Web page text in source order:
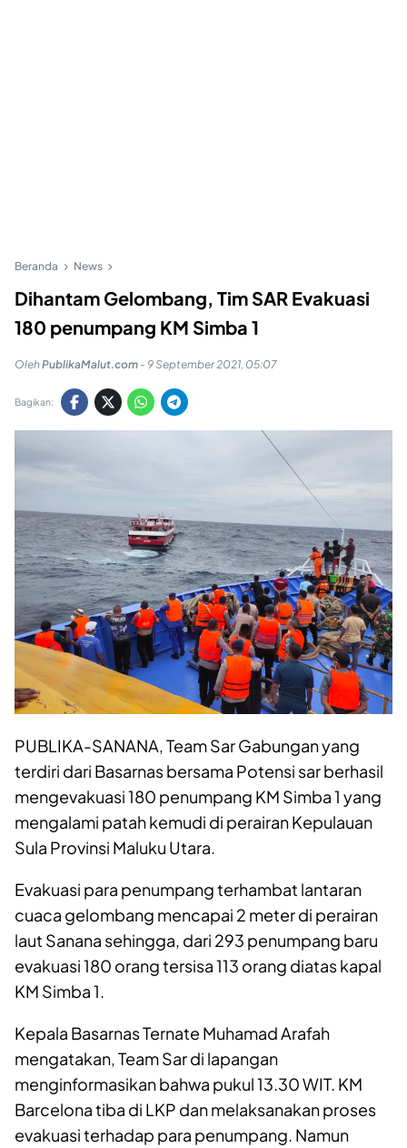
Beranda News
Dihantam Gelombang, Tim SAR Evakuasi
180 penumpang KM Simba 1
OlehPublikaMalut.com - 9 September 2021, 05:07
Bagikan:
PUBLIKA-SANANA, Team Sar Gabungan yang
terdiri dari Basarnas bersama Potensi sar berhasil
mengevakuasi 180 penumpang KM Simba 1 yang
mengalami patah kemudi di perairan Kepulauan
Sula Provinsi Maluku Utara.
Evakuasi para penumpang terhambat lantaran
cuaca gelombang mencapai 2 meter di perairan
laut Sanana sehingga, dari 293 penumpang baru
evakuasi 180 orang tersisa 113 orang diatas kapal
KM Simba 1.
Kepala Basarnas Ternate Muhamad Arafah
mengatakan, Team Sar di lapangan
menginformasikan bahwa pukul 13.30 WIT. KM
Barcelona tiba di LKP dan melaksanakan proses
evakuasi terhadap para penumpang. Namun